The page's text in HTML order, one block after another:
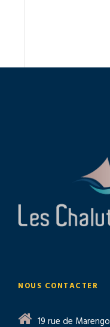
NOUS CONTACTER
19 rue de Marengo